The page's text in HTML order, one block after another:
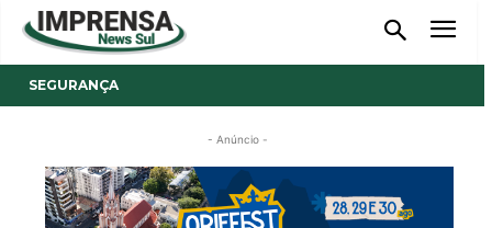
SEGURANÇA
- Anúncio -